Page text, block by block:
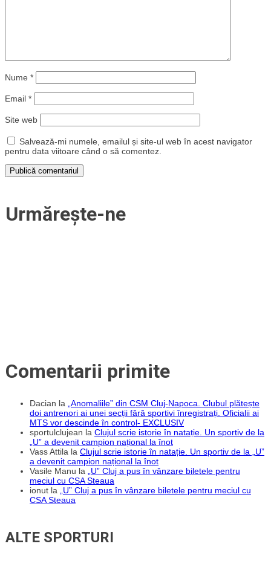
Nume *
Email *
Site web
Salvează-mi numele, emailul și site-ul web în acest navigator
pentru data viitoare când o să comentez.
Urmărește-ne
Comentarii primite
Dacian la „Anomaliile” din CSM Cluj-Napoca. Clubul plătește
doi antrenori ai unei secții fără sportivi înregistrați. Oficialii ai
MTS vor descinde în control- EXCLUSIV
sportulclujean la Clujul scrie istorie în natație. Un sportiv de la
„U” a devenit campion național la înot
Vass Attila la Clujul scrie istorie în natație. Un sportiv de la „U”
a devenit campion național la înot
Vasile Manu la „U” Cluj a pus în vânzare biletele pentru
meciul cu CSA Steaua
ionut la „U” Cluj a pus în vânzare biletele pentru meciul cu
CSA Steaua
ALTE SPORTURI